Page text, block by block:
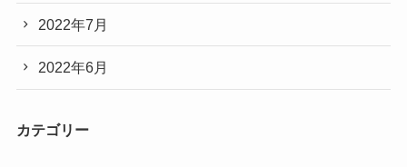
2022年7月
2022年6月
カテゴリー